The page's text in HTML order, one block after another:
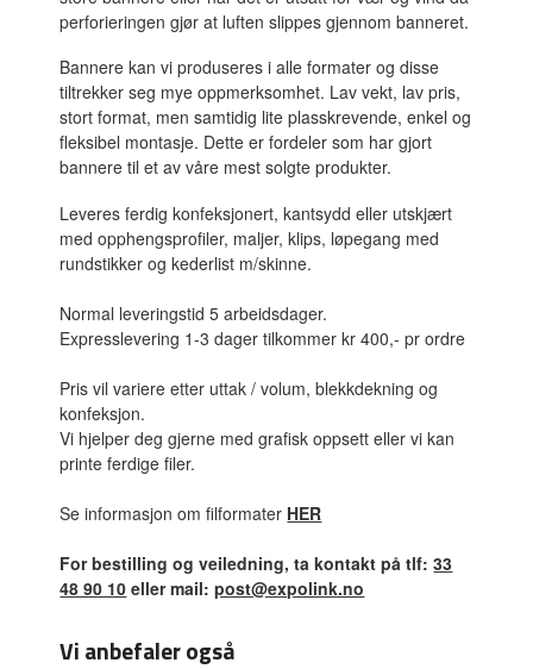
perforieringen gjør at luften slippes gjennom banneret.
Bannere kan vi produseres i alle formater og disse
tiltrekker seg mye oppmerksomhet. Lav vekt, lav pris,
stort format, men samtidig lite plasskrevende, enkel og
fleksibel montasje. Dette er fordeler som har gjort
bannere til et av våre mest solgte produkter.
Leveres ferdig konfeksjonert, kantsydd eller utskjært
med opphengsprofiler, maljer, klips, løpegang med
rundstikker og kederlist m/skinne.
Normal leveringstid 5 arbeidsdager.
Expresslevering 1-3 dager tilkommer kr 400,- pr ordre
Pris vil variere etter uttak / volum, blekkdekning og
konfeksjon.
Vi hjelper deg gjerne med grafisk oppsett eller vi kan
printe ferdige filer.
Se informasjon om filformater HER
For bestilling og veiledning, ta kontakt på tlf:33
48 90 10 eller mail:post@expolink.no
Vi anbefaler også